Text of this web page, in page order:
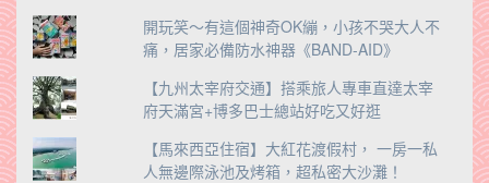
開玩笑～有這個神奇OK繃，小孩不哭大人不
痛，居家必備防水神器《BAND-AID》
【九州太宰府交通】搭乘旅人專車直達太宰
府天滿宮+博多巴士總站好吃又好逛
【馬來西亞住宿】大紅花渡假村， 一房一私
人無邊際泳池及烤箱，超私密大沙灘！